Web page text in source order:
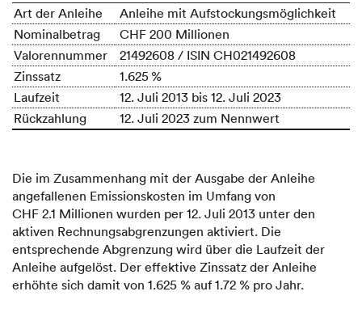
Art der Anleihe
Anleihe mit Aufstockungsmöglichkeit
Nominalbetrag
CHF 200 Millionen
Valorennummer
21492608 / ISIN CH021492608
Zinssatz
1.625 %
Laufzeit
12. Juli 2013 bis 12. Juli 2023
Rückzahlung
12. Juli 2023 zum Nennwert
Die im Zusammenhang mit der Ausgabe der Anleihe
angefallenen Emissionskosten im Umfang von
CHF 2.1 Millionen wurden per 12. Juli 2013 unter den
aktiven Rechnungs­abgrenzungen aktiviert. Die
entsprechende Abgrenzung wird über die Laufzeit der
Anleihe aufgelöst. Der effektive Zinssatz der Anleihe
erhöhte sich damit von 1.625 % auf 1.72 % pro Jahr.